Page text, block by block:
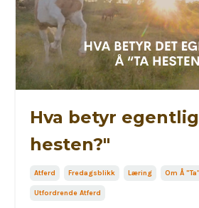
Hva betyr
hesten?"
Atferd Fredagsblikk Læring Om Å
Utfordrende Atferd